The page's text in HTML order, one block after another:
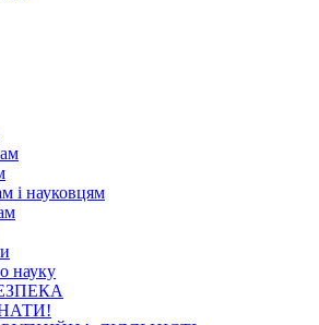
і науковцям
науку